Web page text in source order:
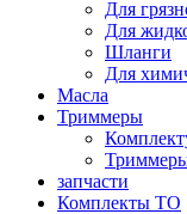
Для
Для
Шланги
Для
Масла
Триммеры
запчасти
Комплекты ТО